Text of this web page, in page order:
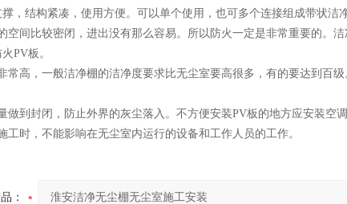
，结构紧凑，使用方便。可以单个使用，也可多个连接组成带状洁
空间比较密闭，进出没有那么容易。所以防火一定是非常重要的。
PV板。
常高，一般洁净棚的洁净度要求比无尘室要高很多，有的要达到百
做到封闭，防止外界的灰尘落入。不方便安装PV板的地方应安装空
工时，不能影响在无尘室内运行的设备和工作人员的工作。
：